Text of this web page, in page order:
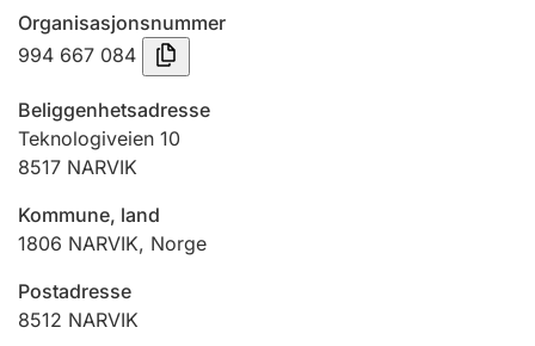
Jeger
Betaling og jegeravgiftskort
Ektepaktveileder
Offentlig sektor
Andre tema
Organisasjonsnummer
994 667 084
Beliggenhetsadresse
Teknologiveien 10
8517 NARVIK
Kommune, land
1806 NARVIK, Norge
Postadresse
8512 NARVIK